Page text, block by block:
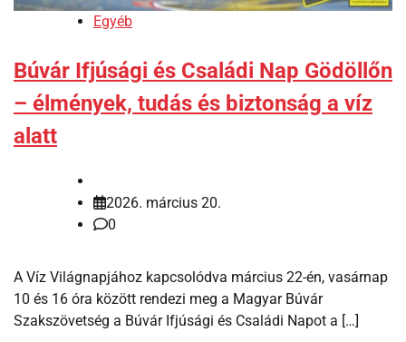
Egyéb
Búvár Ifjúsági és Családi Nap Gödöllőn
– élmények, tudás és biztonság a víz
alatt
2026. március 20.
0
A Víz Világnapjához kapcsolódva március 22-én, vasárnap
10 és 16 óra között rendezi meg a Magyar Búvár
Szakszövetség a Búvár Ifjúsági és Családi Napot a […]